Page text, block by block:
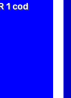
1 cod